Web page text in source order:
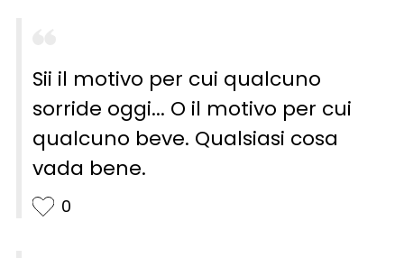
Sii il motivo per cui qualcuno
sorride oggi... O il motivo per cui
qualcuno beve. Qualsiasi cosa
vada bene.
0